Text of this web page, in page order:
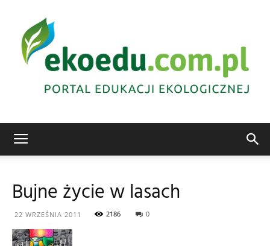
Bujne życie w lasach
22 WRZEŚNIA 2011 2186 0